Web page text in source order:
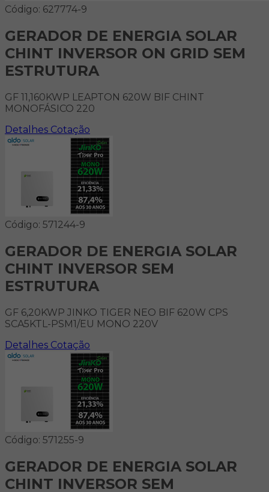
Código: 627774-9
GERADOR DE ENERGIA SOLAR
CHINT INVERSOR ON GRID SEM
ESTRUTURA
GF 11,160KWP LEAPTON 620W BIF CHINT
MONOFÁSICO 220
Detalhes Cotação
Código: 571244-9
GERADOR DE ENERGIA SOLAR
CHINT INVERSOR SEM
ESTRUTURA
GF 6,20KWP JINKO TIGER NEO BIF 620W CPS
SCA5KTL-PSM1/EU MONO 220V
Detalhes Cotação
Código: 571255-9
GERADOR DE ENERGIA SOLAR
CHINT INVERSOR SEM